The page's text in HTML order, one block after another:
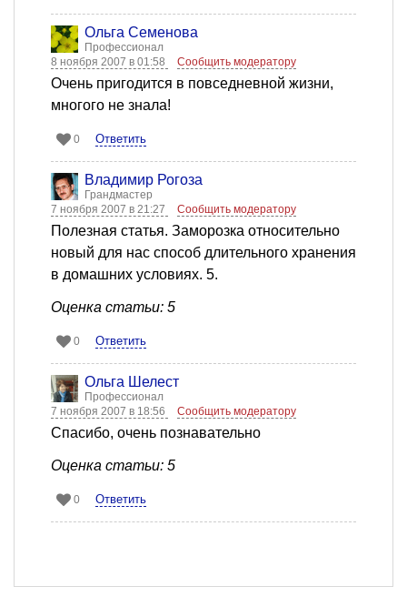
Ольга Семенова
Профессионал
8 ноября 2007 в 01:58
Сообщить модератору
Очень пригодится в повседневной жизни,
многого не знала!
0 Ответить
Владимир Рогоза
Грандмастер
7 ноября 2007 в 21:27
Сообщить модератору
Полезная статья. Заморозка относительно
новый для нас способ длительного хранения
в домашних условиях. 5.
Оценка статьи: 5
0 Ответить
Ольга Шелест
Профессионал
7 ноября 2007 в 18:56
Сообщить модератору
Спасибо, очень познавательно
Оценка статьи: 5
0 Ответить